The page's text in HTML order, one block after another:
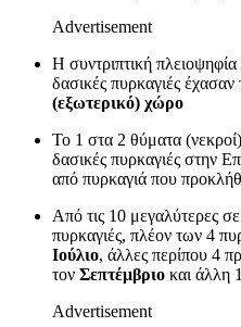
Advertisement
Η συντριπτική
δασικές πυρκαγιές
(εξωτερικό) χώρο
Το 1 στα 2 θύματα
δασικές πυρκαγιές στην
από πυρκαγιά που
Από τις 10 μεγαλύτερες
πυρκαγιές, πλέον των 4
Ιούλιο, άλλες περίπου 4
τον Σεπτέμβριο και άλλη
Advertisement